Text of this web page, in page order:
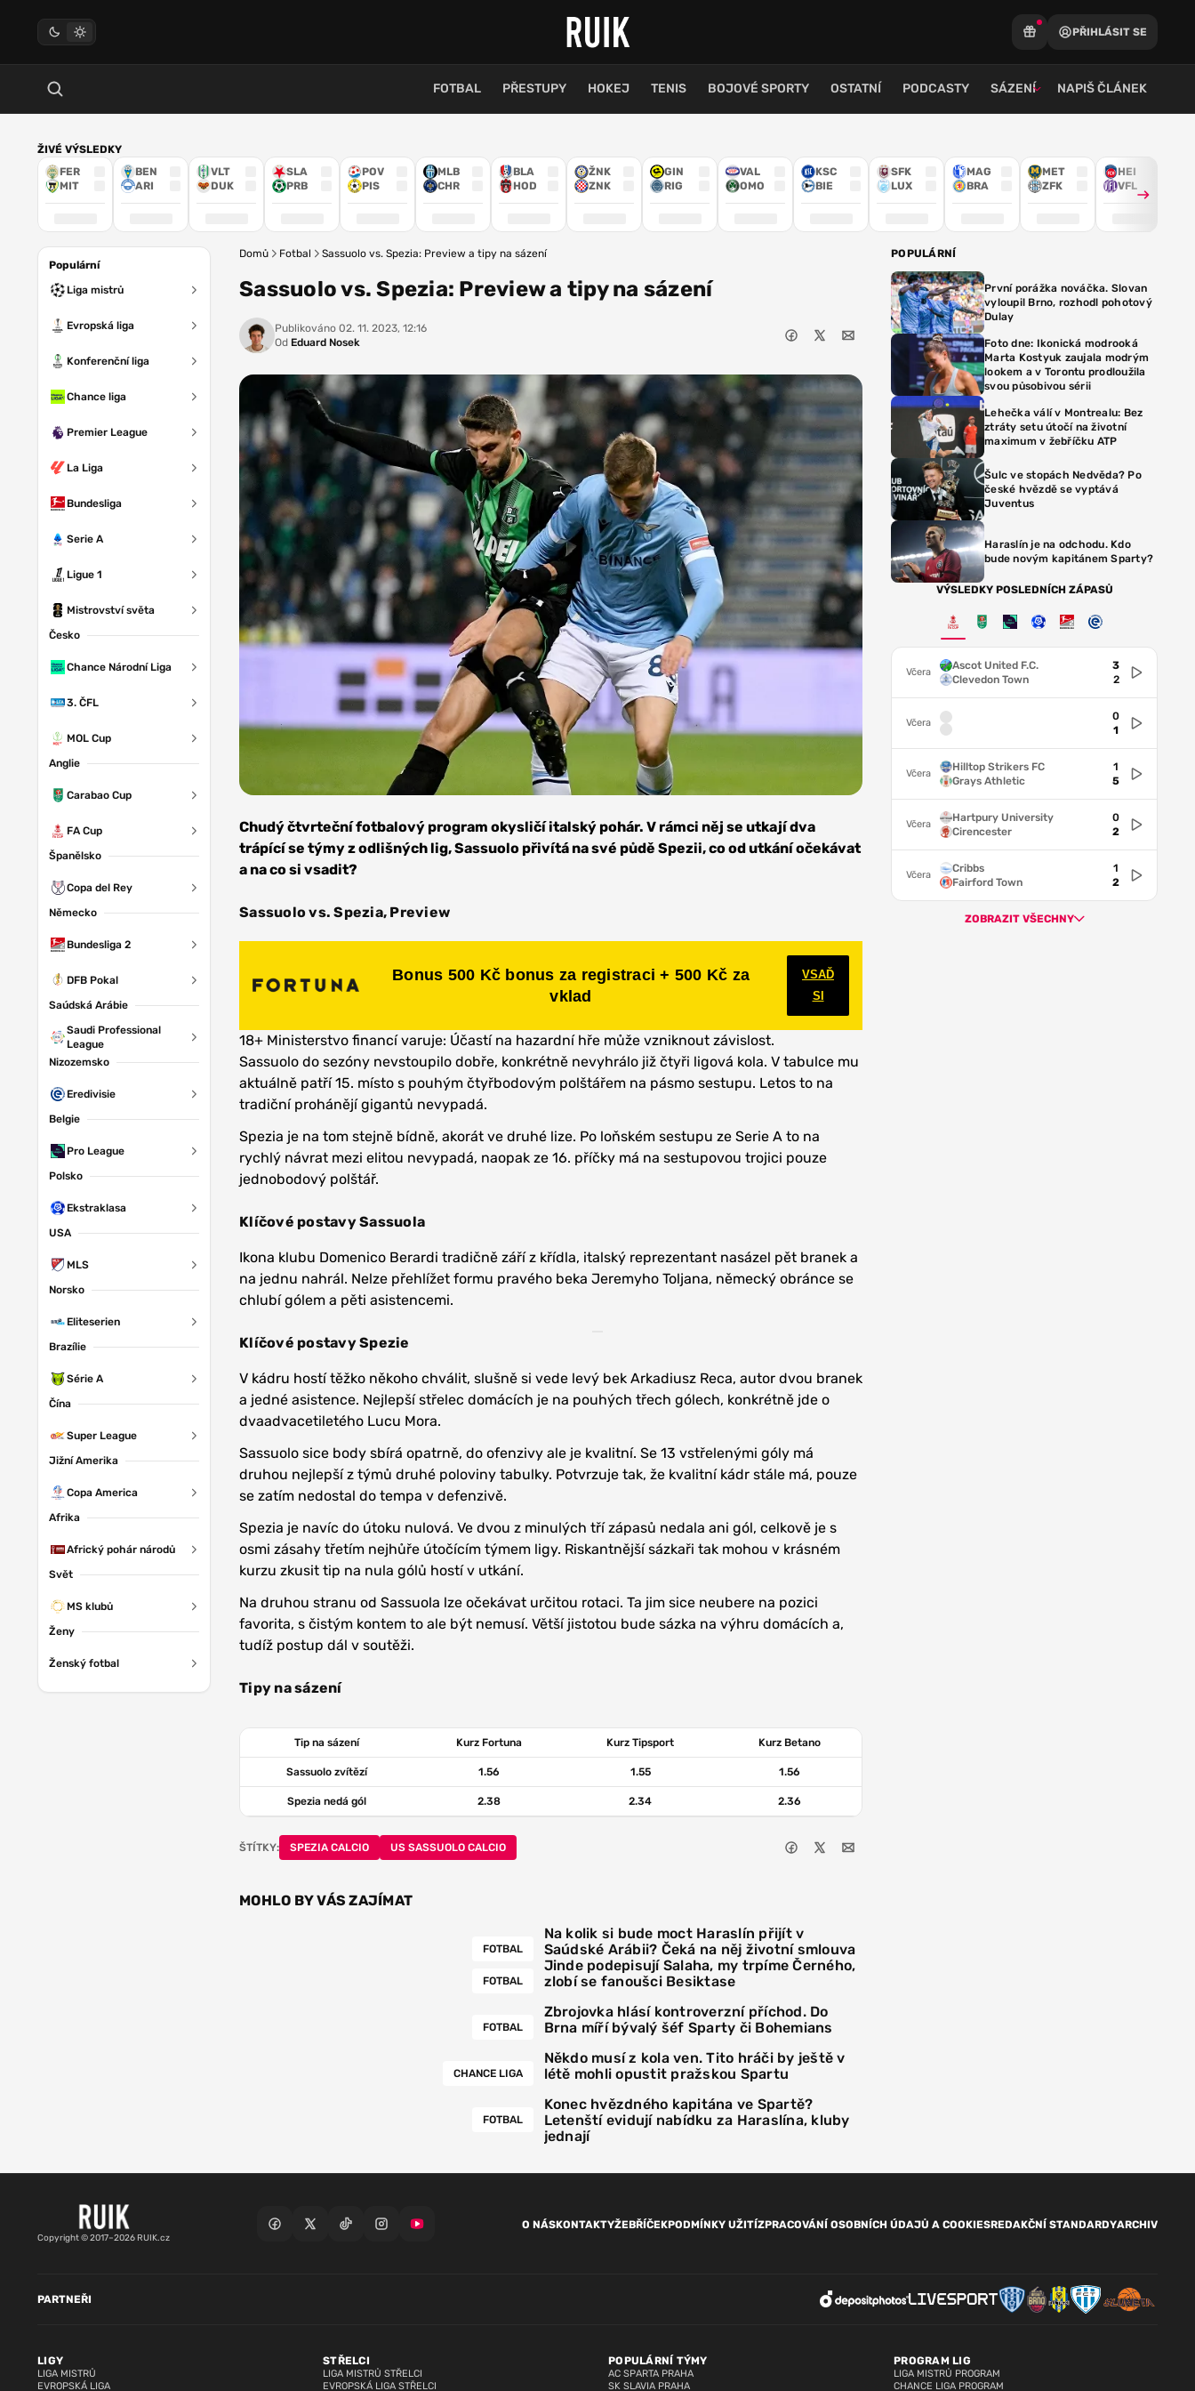
PŘIHLÁSIT SE
FOTBAL PŘESTUPY HOKEJ TENIS BOJOVÉ SPORTY OSTATNÍ PODCASTY SÁZENÍ NAPIŠ ČLÁNEK
ŽIVÉ VÝSLEDKY
FER
MIT
BEN
ARI
VLT
DUK
SLA
PRB
POV
PIS
MLB
CHR
BLA
HOD
ŽNK
ZNK
GIN
RIG
VAL
OMO
KSC
BIE
SFK
LUX
MAG
BRA
MET
ZFK
HEI
VFL
Populární
Liga mistrů
Evropská liga
Konferenční liga
Chance liga
Premier League
La Liga
Bundesliga
Serie A
Ligue 1
Mistrovství světa
Česko
Chance Národní Liga
3. ČFL
MOL Cup
Anglie
Carabao Cup
FA Cup
Španělsko
Copa del Rey
Německo
Bundesliga 2
DFB Pokal
Saúdská Arábie
Saudi Professional
League
Nizozemsko
Eredivisie
Belgie
Pro League
Polsko
Ekstraklasa
USA
MLS
Norsko
Eliteserien
Brazílie
Série A
Čína
Super League
Jižní Amerika
Copa America
Afrika
Africký pohár národů
Svět
MS klubů
Ženy
Ženský fotbal
Domů Fotbal Sassuolo vs. Spezia: Preview a tipy na sázení
Sassuolo vs. Spezia: Preview a tipy na sázení
Publikováno 02. 11. 2023, 12:16
Od Eduard Nosek
SS Lazio
Chudý čtvrteční fotbalový program okysličí italský pohár. V rámci něj se utkají dva
trápící se týmy z odlišných lig, Sassuolo přivítá na své půdě Spezii, co od utkání očekávat
a na co si vsadit?
Sassuolo vs. Spezia, Preview
Bonus 500 Kč bonus za registraci + 500 Kč za
vklad
VSAĎ
SI
18+ Ministerstvo financí varuje: Účastí na hazardní hře může vzniknout závislost.
Sassuolo do sezóny nevstoupilo dobře, konkrétně nevyhrálo již čtyři ligová kola. V tabulce mu
aktuálně patří 15. místo s pouhým čtyřbodovým polštářem na pásmo sestupu. Letos to na
tradiční prohánějí gigantů nevypadá.
Spezia je na tom stejně bídně, akorát ve druhé lize. Po loňském sestupu ze Serie A to na
rychlý návrat mezi elitou nevypadá, naopak ze 16. příčky má na sestupovou trojici pouze
jednobodový polštář.
Klíčové postavy Sassuola
Ikona klubu Domenico Berardi tradičně září z křídla, italský reprezentant nasázel pět branek a
na jednu nahrál. Nelze přehlížet formu pravého beka Jeremyho Toljana, německý obránce se
chlubí gólem a pěti asistencemi.
Klíčové postavy Spezie
V kádru hostí těžko někoho chválit, slušně si vede levý bek Arkadiusz Reca, autor dvou branek
a jedné asistence. Nejlepší střelec domácích je na pouhých třech gólech, konkrétně jde o
dvaadvacetiletého Lucu Mora.
Sassuolo sice body sbírá opatrně, do ofenzivy ale je kvalitní. Se 13 vstřelenými góly má
druhou nejlepší z týmů druhé poloviny tabulky. Potvrzuje tak, že kvalitní kádr stále má, pouze
se zatím nedostal do tempa v defenzivě.
Spezia je navíc do útoku nulová. Ve dvou z minulých tří zápasů nedala ani gól, celkově je s
osmi zásahy třetím nejhůře útočícím týmem ligy. Riskantnější sázkaři tak mohou v krásném
kurzu zkusit tip na nula gólů hostí v utkání.
Na druhou stranu od Sassuola lze očekávat určitou rotaci. Ta jim sice neubere na pozici
favorita, s čistým kontem to ale být nemusí. Větší jistotou bude sázka na výhru domácích a,
tudíž postup dál v soutěži.
Tipy na sázení
Tip na sázení Kurz Fortuna Kurz Tipsport Kurz Betano
Sassuolo zvítězí 1.56 1.55 1.56
Spezia nedá gól 2.38 2.34 2.36
ŠTÍTKY: SPEZIA CALCIO US SASSUOLO CALCIO
MOHLO BY VÁS ZAJÍMAT
FOTBAL
Na kolik si bude moct Haraslín přijít v
Saúdské Arábii? Čeká na něj životní smlouva
FOTBAL
Jinde podepisují Salaha, my trpíme Černého,
zlobí se fanoušci Besiktase
FOTBAL
Zbrojovka hlásí kontroverzní příchod. Do
Brna míří bývalý šéf Sparty či Bohemians
CHANCE LIGA
Někdo musí z kola ven. Tito hráči by ještě v
létě mohli opustit pražskou Spartu
FOTBAL
Konec hvězdného kapitána ve Spartě?
Letenští evidují nabídku za Haraslína, kluby
jednají
POPULÁRNÍ
První porážka nováčka. Slovan
vyloupil Brno, rozhodl pohotový
Dulay
Foto dne: Ikonická modrooká
Marta Kostyuk zaujala modrým
lookem a v Torontu prodloužila
svou působivou sérii
Lehečka válí v Montrealu: Bez
ztráty setu útočí na životní
maximum v žebříčku ATP
Šulc ve stopách Nedvěda? Po
české hvězdě se vyptává
Juventus
Haraslín je na odchodu. Kdo
bude novým kapitánem Sparty?
VÝSLEDKY POSLEDNÍCH ZÁPASŮ
Včera
Ascot United F.C.
Clevedon Town
3
2
Včera
0
1
Včera
Hilltop Strikers FC
Grays Athletic
1
5
Včera
Hartpury University
Cirencester
0
2
Včera
Cribbs
Fairford Town
1
2
ZOBRAZIT VŠECHNY
Copyright © 2017–2026 RUIK.cz
O NÁSKONTAKTYŽEBŘÍČEKPODMÍNKY UŽITÍZPRACOVÁNÍ OSOBNÍCH ÚDAJŮ A COOKIESREDAKČNÍ STANDARDYARCHIV
LIGY
LIGA MISTRŮ
EVROPSKÁ LIGA
STŘELCI
LIGA MISTRŮ STŘELCI
EVROPSKÁ LIGA STŘELCI
POPULÁRNÍ TÝMY
AC SPARTA PRAHA
SK SLAVIA PRAHA
PROGRAM LIG
LIGA MISTRŮ PROGRAM
CHANCE LIGA PROGRAM
PARTNEŘI